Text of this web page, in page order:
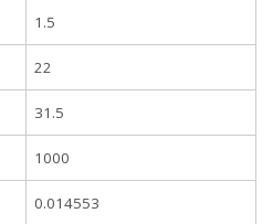
1.5
22
31.5
1000
0.014553